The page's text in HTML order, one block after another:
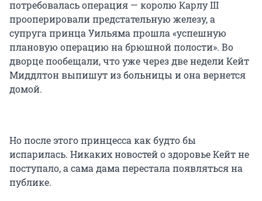
потребовалась операция — королю Карлу III
прооперировали предстательную железу, а
супруга принца Уильяма прошла «успешную
плановую операцию на брюшной полости». Во
дворце пообещали, что уже через две недели Кейт
Миддлтон выпишут из больницы и она вернется
домой.
Но после этого принцесса как будто бы
испарилась. Никаких новостей о здоровье Кейт не
поступало, а сама дама перестала появляться на
публике.